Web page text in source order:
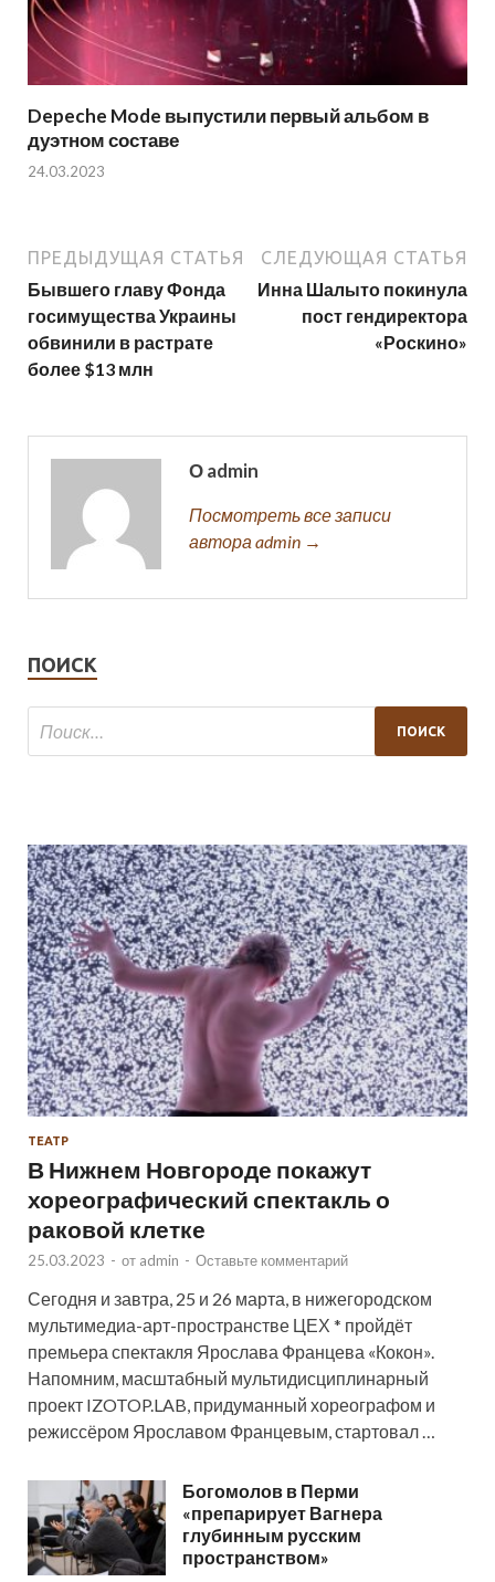
Depeche Mode выпустили первый альбом в
дуэтном составе
24.03.2023
ПРЕДЫДУЩАЯ СТАТЬЯ
Бывшего главу Фонда
госимущества Украины
обвинили в растрате
более $13 млн
СЛЕДУЮЩАЯ СТАТЬЯ
Инна Шалыто покинула
пост гендиректора
«Роскино»
О admin
Посмотреть все записи
автора admin →
ПОИСК
ТЕАТР
В Нижнем Новгороде покажут
хореографический спектакль о
раковой клетке
25.03.2023 - от admin - Оставьте комментарий
Сегодня и завтра, 25 и 26 марта, в нижегородском
мультимедиа-арт-пространстве ЦЕХ * пройдёт
премьера спектакля Ярослава Францева «Кокон».
Напомним, масштабный мультидисциплинарный
проект IZOTOP.LAB, придуманный хореографом и
режиссёром Ярославом Францевым, стартовал …
Богомолов в Перми
«препарирует Вагнера
глубинным русским
пространством»